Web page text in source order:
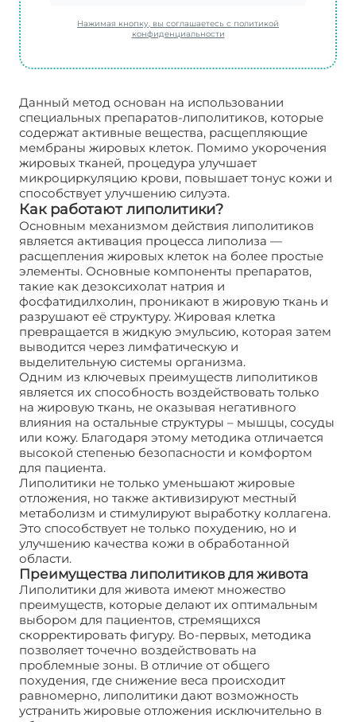
Нажимая кнопку, вы соглашаетесь с политикой
конфиденциальности
Данный метод основан на использовании
специальных препаратов-липолитиков, которые
содержат активные вещества, расщепляющие
мембраны жировых клеток. Помимо укорочения
жировых тканей, процедура улучшает
микроциркуляцию крови, повышает тонус кожи и
способствует улучшению силуэта.
Как работают липолитики?
Основным механизмом действия липолитиков
является активация процесса липолиза —
расщепления жировых клеток на более простые
элементы. Основные компоненты препаратов,
такие как дезоксихолат натрия и
фосфатидилхолин, проникают в жировую ткань и
разрушают её структуру. Жировая клетка
превращается в жидкую эмульсию, которая затем
выводится через лимфатическую и
выделительную системы организма.
Одним из ключевых преимуществ липолитиков
является их способность воздействовать только
на жировую ткань, не оказывая негативного
влияния на остальные структуры – мышцы, сосуды
или кожу. Благодаря этому методика отличается
высокой степенью безопасности и комфортом
для пациента.
Липолитики не только уменьшают жировые
отложения, но также активизируют местный
метаболизм и стимулируют выработку коллагена.
Это способствует не только похудению, но и
улучшению качества кожи в обработанной
области.
Преимущества липолитиков для живота
Липолитики для живота имеют множество
преимуществ, которые делают их оптимальным
выбором для пациентов, стремящихся
скорректировать фигуру. Во-первых, методика
позволяет точечно воздействовать на
проблемные зоны. В отличие от общего
похудения, где снижение веса происходит
равномерно, липолитики дают возможность
устранить жировые отложения исключительно в